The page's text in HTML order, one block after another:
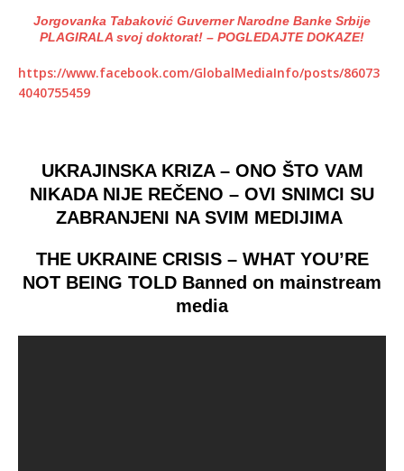
Jorgovanka Tabaković Guverner Narodne Banke Srbije
PLAGIRALA svoj doktorat! – POGLEDAJTE DOKAZE!
https://www.facebook.com/GlobalMediaInfo/posts/86073
4040755459
UKRAJINSKA KRIZA – ONO ŠTO VAM
NIKADA NIJE REČENO – OVI SNIMCI SU
ZABRANJENI NA SVIM MEDIJIMA
THE UKRAINE CRISIS – WHAT YOU’RE
NOT BEING TOLD Banned on mainstream
media